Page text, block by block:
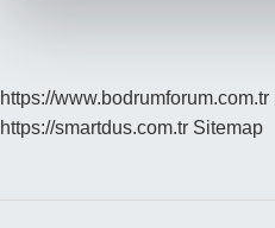
https://www.bodrumforum.com.tr
https://smartdus.com.tr Sitemap